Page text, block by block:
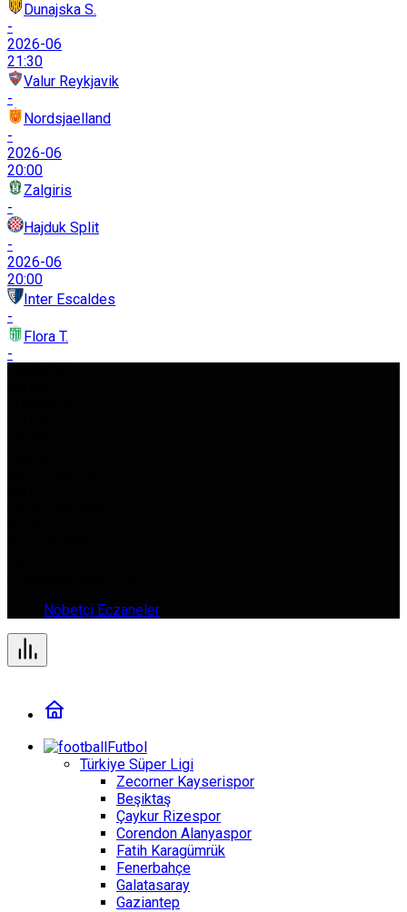
Dunajska S.
-
2026-06
21:30
Valur Reykjavik
-
Nordsjaelland
-
2026-06
20:00
Zalgiris
-
Hajduk Split
-
2026-06
20:00
Inter Escaldes
-
Flora T.
-
Nöbetçi Eczaneler
Futbol
Türkiye Süper Ligi
Zecorner Kayserispor
Beşiktaş
Çaykur Rizespor
Corendon Alanyaspor
Fatih Karagümrük
Fenerbahçe
Galatasaray
Gaziantep